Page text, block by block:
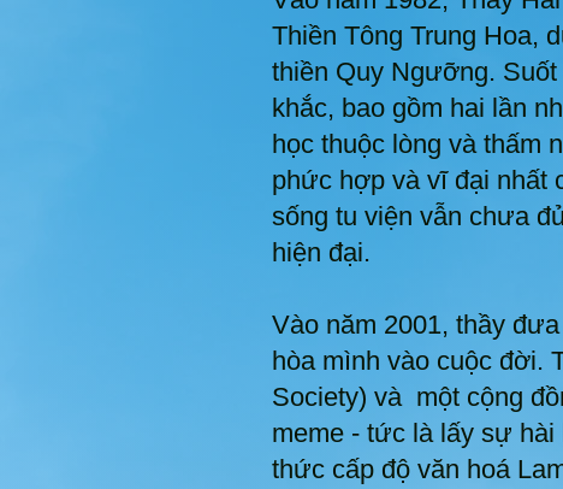
Thiền Tông Trung Hoa,
thiền Quy Ngưỡng.
khắc, bao gồm hai lần
học thuộc lòng và thấm
phức hợp và vĩ đại nhất
sống tu viện vẫn chưa
hiện đại.
Vào năm 2001, thầy
hòa mình vào cuộc đời.
Society) và một cộng
meme - tức là lấy sự
thức cấp độ văn hoá